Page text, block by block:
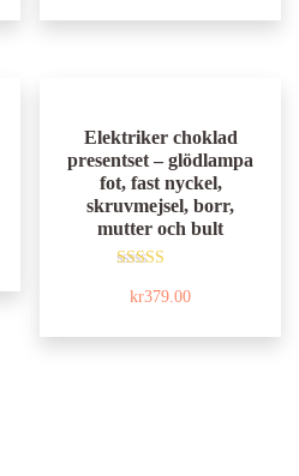
Elektriker choklad
presentset – glödlampa
fot, fast nyckel,
skruvmejsel, borr,
mutter och bult
5.00
kr379.00